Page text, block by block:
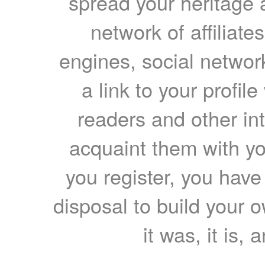
network of
engines, social
a link to your
readers and other
acquaint them with
you register, you
disposal to build your
it was, it is,